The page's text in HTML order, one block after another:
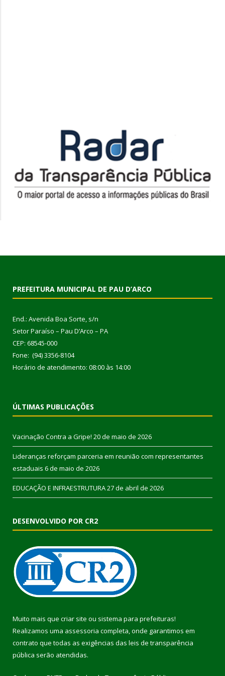
PREFEITURA MUNICIPAL DE PAU D’ARCO
End.: Avenida Boa Sorte, s/n
Setor Paraíso – Pau D’Arco – PA
CEP: 68545-000
Fone: (94) 3356-8104
Horário de atendimento: 08:00 às 14:00
ÚLTIMAS PUBLICAÇÕES
Vacinação Contra a Gripe! 20 de maio de 2026
Lideranças reforçam parceria em reunião com representantes
estaduais 6 de maio de 2026
EDUCAÇÃO E INFRAESTRUTURA27 de abril de 2026
DESENVOLVIDO POR CR2
Muito mais que criar site ou sistema para prefeituras!
Realizamos uma assessoria completa, onde garantimos em
contrato que todas as exigências das leis de transparência
pública serão atendidas.